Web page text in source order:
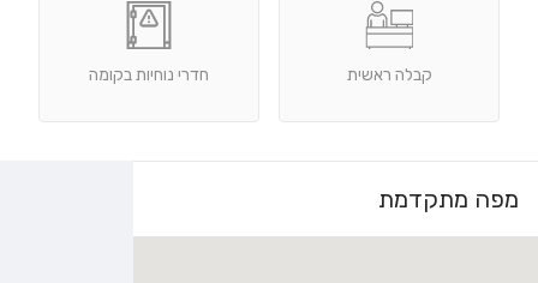
קבלה ראשית חדרי נוחיות בקומה
מפה מתקדמת